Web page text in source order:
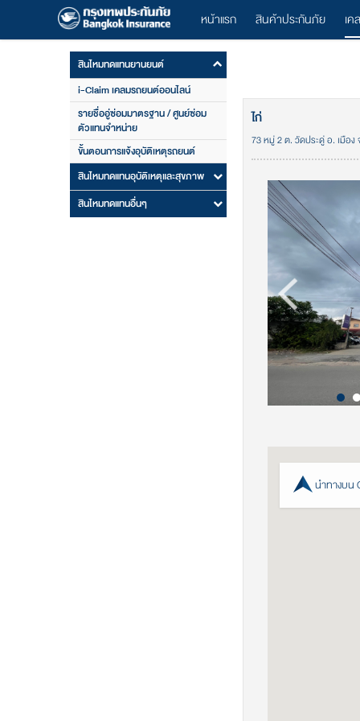
หน้าแรก สินค้าประกันภัย เค
สินไหมทดแทนยานยนต์
i-Claim เคลมรถยนต์ออนไลน์
รายชื่ออู่ซ่อมมาตรฐาน / ศูนย์ซ่อม
ตัวแทนจำหน่าย
ขั้นตอนการแจ้งอุบัติเหตุรถยนต์
สินไหมทดแทนอุบัติเหตุและสุขภาพ
สินไหมทดแทนอื่นๆ
ไก่
73 หมู่ 2 ต. วัดประดู่ อ. เมือง
นำทางบน